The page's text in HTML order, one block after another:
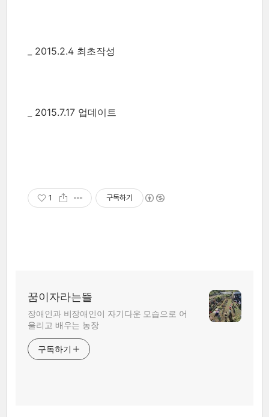
_ 2015.2.4 최초작성
_ 2015.7.17 업데이트
1 구독하기
꿈이자라는뜰
장애인과 비장애인이 자기다운 모습으로 어
울리고 배우는 농장
구독하기